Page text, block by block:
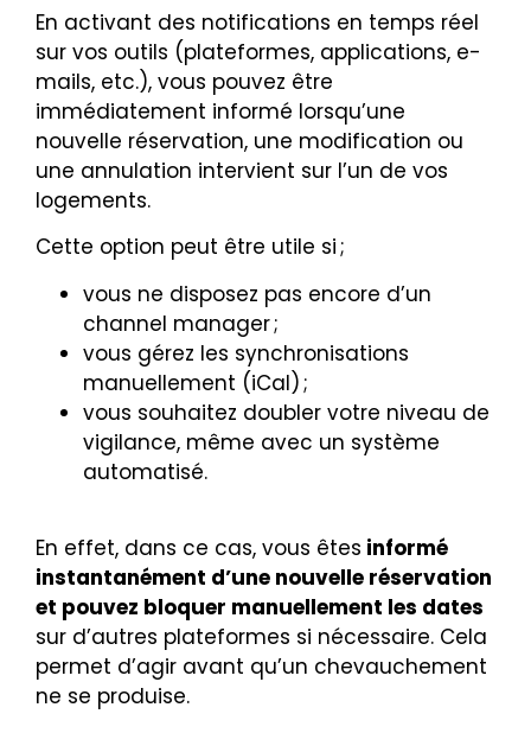
En activant des notifications en temps réel
sur vos outils (plateformes, applications, e-
mails, etc.), vous pouvez être
immédiatement informé lorsqu’une
nouvelle réservation, une modification ou
une annulation intervient sur l’un de vos
logements.
Cette option peut être utile si ;
vous ne disposez pas encore d’un
channel manager ;
vous gérez les synchronisations
manuellement (iCal) ;
vous souhaitez doubler votre niveau de
vigilance, même avec un système
automatisé.
En effet, dans ce cas, vous êtes informé
instantanément d’une nouvelle réservation
et pouvez bloquer manuellement les dates
sur d’autres plateformes si nécessaire. Cela
permet d’agir avant qu’un chevauchement
ne se produise.